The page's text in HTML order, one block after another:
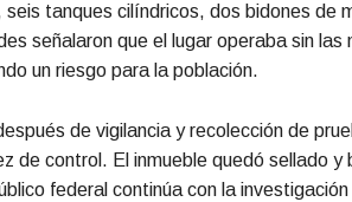
tanques cilíndricos, dos bidones de
señalaron que el lugar operaba sin las
un riesgo para la población.
de vigilancia y recolección de
de control. El inmueble quedó sellado y
federal continúa con la